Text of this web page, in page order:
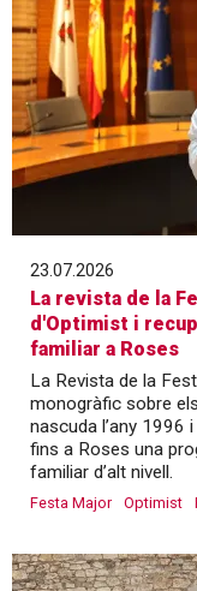
23.07.2026
La revista de la
d'Optimist i
familiar a Roses
La Revista de la
monogràfic sobre
nascuda l’any 1996
fins a Roses una
familiar d’alt nivell.
Festa Major Optimist